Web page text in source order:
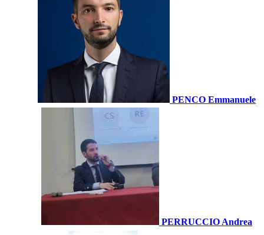
PENCO Emmanuele
PERRUCCIO Andrea